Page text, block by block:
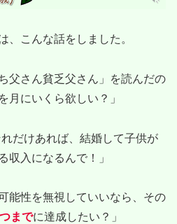
、こんな話をしました。
父さん貧乏父さん」を読んだの
月にいくら欲しい？」
だけあれば、結婚して子供が
収入になるんで！」
能性を無視していいなら、その
までに達成したい？」